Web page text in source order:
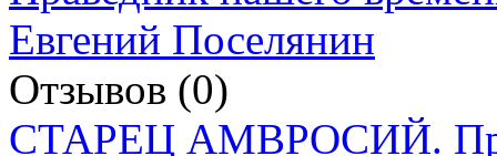
Отзывов (0)
СТАРЕЦ АМВРОСИЙ.